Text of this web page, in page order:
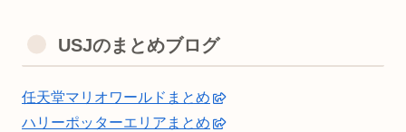
USJのまとめブログ
任天堂マリオワールドまとめ
ハリーポッターエリアまとめ